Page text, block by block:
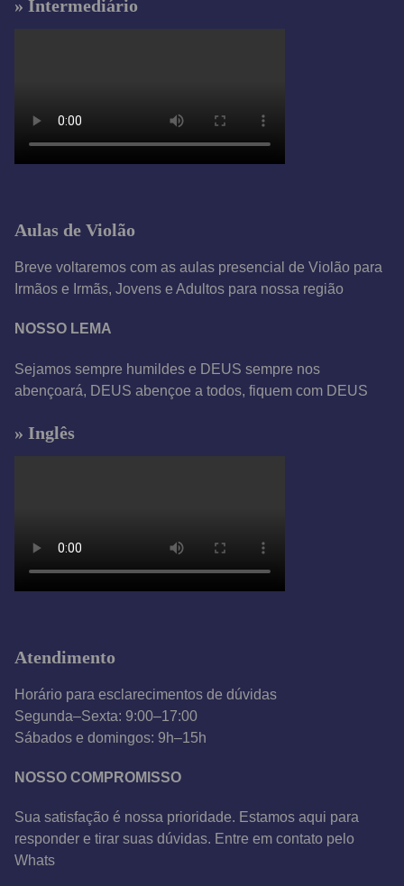
» Intermediário
Aulas de Violão
Breve voltaremos com as aulas presencial de Violão para
Irmãos e Irmãs, Jovens e Adultos para nossa região
NOSSO LEMA
Sejamos sempre humildes e DEUS sempre nos
abençoará, DEUS abençoe a todos, fiquem com DEUS
» Inglês
Atendimento
Horário para esclarecimentos de dúvidas
Segunda–Sexta: 9:00–17:00
Sábados e domingos: 9h–15h
NOSSO COMPROMISSO
Sua satisfação é nossa prioridade. Estamos aqui para
responder e tirar suas dúvidas. Entre em contato pelo
Whats